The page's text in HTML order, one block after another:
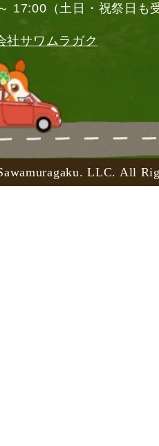
17:00（土日・祝祭日も
社サワムラガク
LLC. All